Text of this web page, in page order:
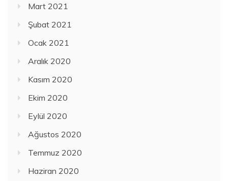
Mart 2021
Şubat 2021
Ocak 2021
Aralık 2020
Kasım 2020
Ekim 2020
Eylül 2020
Ağustos 2020
Temmuz 2020
Haziran 2020